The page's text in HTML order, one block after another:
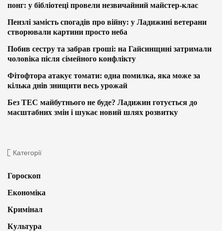
понг: у бібліотеці провели незвичайний майстер-клас
Пензлі замість спогадів про війну: у Ладижині ветерани
створювали картини просто неба
Побив сестру та забрав гроші: на Гайсинщині затримали
чоловіка після сімейного конфлікту
Фітофтора атакує томати: одна помилка, яка може за
кілька днів знищити весь урожай
Без ТЕС майбутнього не буде? Ладижин готується до
масштабних змін і шукає новий шлях розвитку
Категорії
Гороскоп
Економіка
Кримінал
Культура